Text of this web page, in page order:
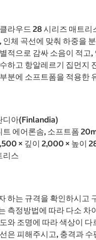
라우드 28 시리즈 매트
인체 곡선에 맞춰 하중을
적으로 감싸 소음이 적고
하고 항알레르기 집먼지
분에 소프트폼을 적용한
디아(Finlandia)
트 에어론솜, 소프트폼
× 깊이 2,000 × 높이
리스
하는 규격을 확인하시고
측정방법에 따라 다소 차
와 조명에 따라 색상이
은 피해주시고, 충격과